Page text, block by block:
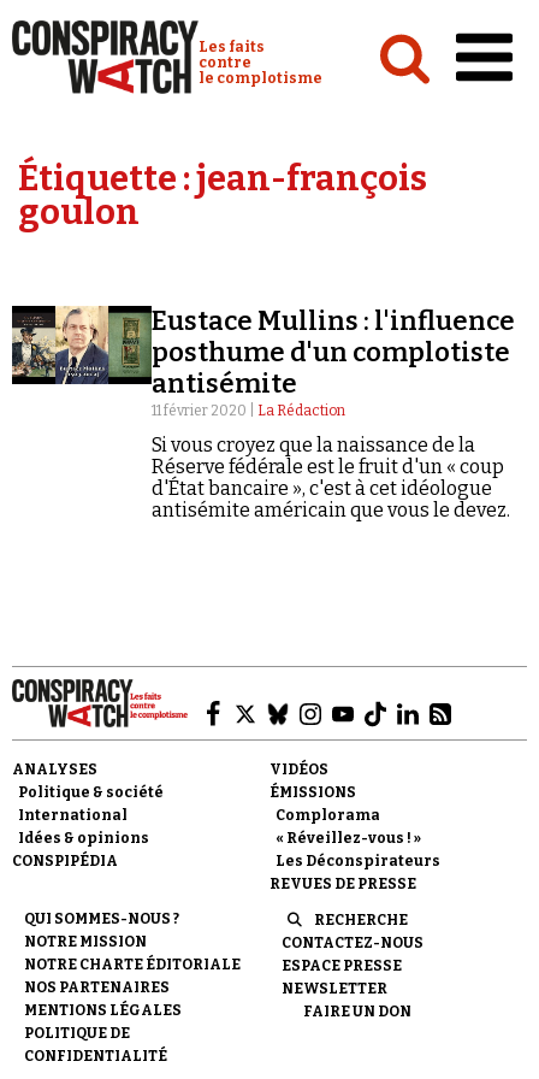
Conspiracy Watch :
Les faits
contre
le complotisme
Analyses
Émissions
Revues de presse
Faire un don
Étiquette :jean-françois
goulon
Eustace Mullins : l'influence
posthume d'un complotiste
antisémite
11 février 2020 | La Rédaction
Si vous croyez que la naissance de la
Réserve fédérale est le fruit d'un « coup
d'État bancaire », c'est à cet idéologue
antisémite américain que vous le devez.
ANALYSES
Politique & société
International
Idées & opinions
CONSPIPÉDIA
VIDÉOS
ÉMISSIONS
Complorama
« Réveillez-vous ! »
Les Déconspirateurs
REVUES DE PRESSE
QUI SOMMES-NOUS ?
NOTRE MISSION
NOTRE CHARTE ÉDITORIALE
NOS PARTENAIRES
MENTIONS LÉGALES
POLITIQUE DE
CONFIDENTIALITÉ
RECHERCHE
CONTACTEZ-NOUS
ESPACE PRESSE
NEWSLETTER
FAIRE UN DON